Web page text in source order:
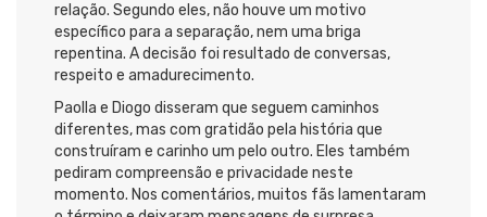
relação. Segundo eles, não houve um motivo
específico para a separação, nem uma briga
repentina. A decisão foi resultado de conversas,
respeito e amadurecimento.
Paolla e Diogo disseram que seguem caminhos
diferentes, mas com gratidão pela história que
construíram e carinho um pelo outro. Eles também
pediram compreensão e privacidade neste
momento. Nos comentários, muitos fãs lamentaram